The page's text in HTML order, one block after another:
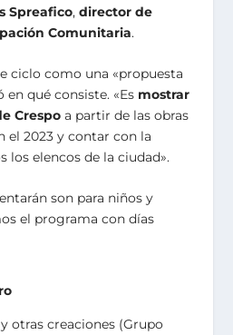
Spreafico,director de
Comunitaria.
ciclo como una «propuesta
en qué consiste. «Es mostrar
Crespoa partir de las obras
el 2023 y contar con la
los elencos de la ciudad».
son para niños y
el programa con días
otras creaciones (Grupo